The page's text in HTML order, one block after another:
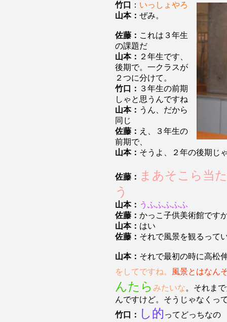
竹口
： いっしょやろ
山本： ぜみ。
佐藤： これは３年生
の課題だ
山本： ２年生です、
後期で。一クラスが
２つに分けて。
竹口： ３年生の前期
しゃと思うんですね
山本： うん、だから
同じ
佐藤： え、３年生の
前期で、
山本： そうよ、２年の後期じ
佐藤：
まあそこら当
う
山本： うふふふふふ
佐藤： かっこ子供美術館です
山本： はい
佐藤： それで風景を観るって
山本： それで最初の時に高松
をしてですね。
風景とはなん
んたら みたいな。それま
んですけど。そうじゃなくっ
竹口：
し的 ってどっちなの